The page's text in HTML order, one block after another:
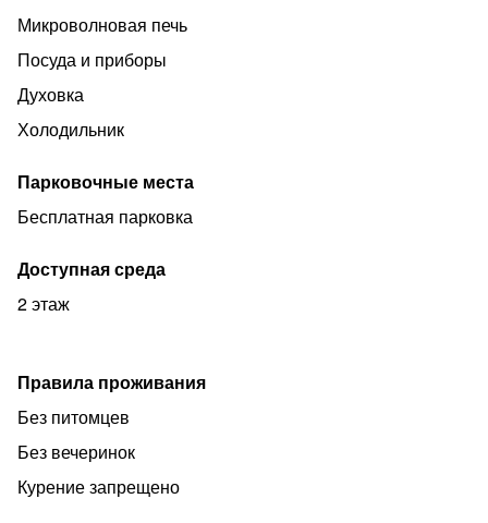
Микроволновая печь
Посуда и приборы
Духовка
Холодильник
Парковочные места
Бесплатная парковка
Доступная среда
2 этаж
Правила проживания
Без питомцев
Без вечеринок
Курение запрещено